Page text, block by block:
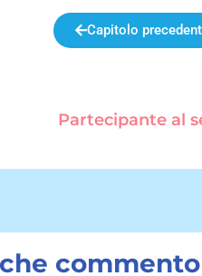
Capitolo
Partecipante al